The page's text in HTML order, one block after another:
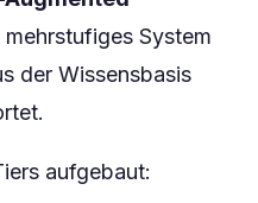
System
der Wissensbasis
aufgebaut: